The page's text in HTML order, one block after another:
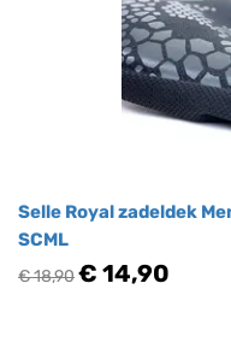
Selle Royal zadeldek
SCML
€ 18,90€ 14,90